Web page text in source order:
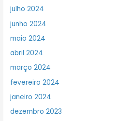
julho 2024
junho 2024
maio 2024
abril 2024
março 2024
fevereiro 2024
janeiro 2024
dezembro 2023